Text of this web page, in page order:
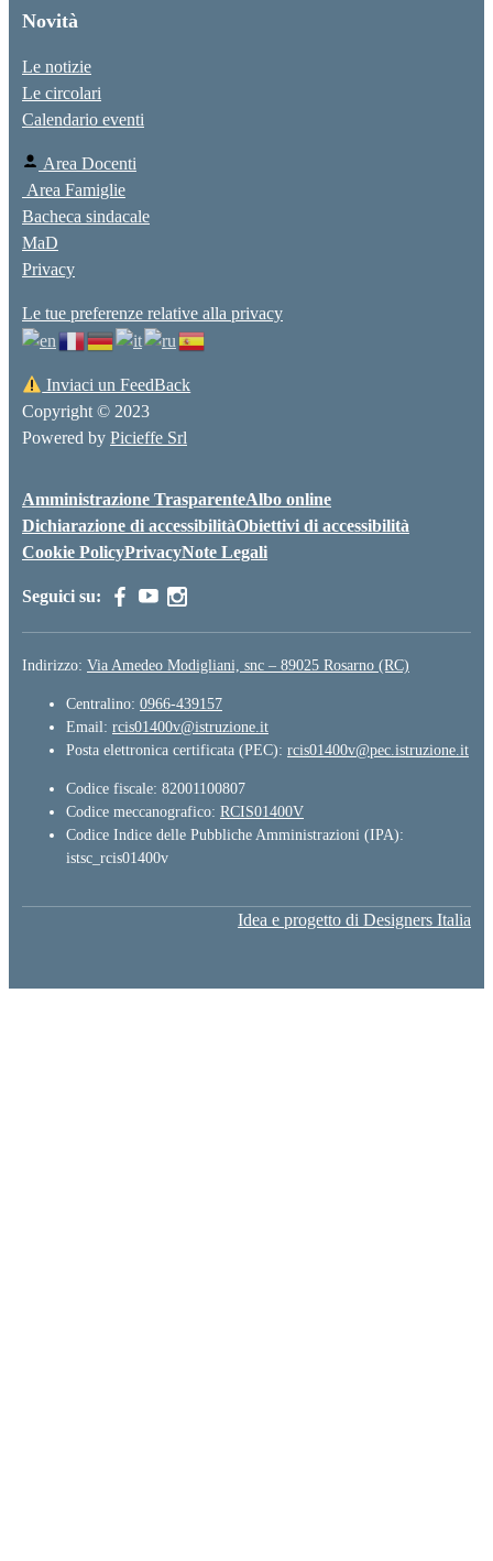
Novità
Le notizie
Le circolari
Calendario eventi
Area Docenti
Area Famiglie
Bacheca sindacale
MaD
Privacy
Le tue preferenze relative alla privacy
Inviaci un FeedBack
Copyright © 2023
Powered by Picieffe Srl
Amministrazione TrasparenteAlbo online
Dichiarazione di accessibilitàObiettivi di accessibilità
Cookie PolicyPrivacyNote Legali
Seguici su:
Indirizzo: Via Amedeo Modigliani, snc – 89025 Rosarno (RC)
Centralino: 0966-439157
Email: rcis01400v@istruzione.it
Posta elettronica certificata (PEC): rcis01400v@pec.istruzione.it
Codice fiscale: 82001100807
Codice meccanografico: RCIS01400V
Codice Indice delle Pubbliche Amministrazioni (IPA):
istsc_rcis01400v
Idea e progetto di Designers Italia